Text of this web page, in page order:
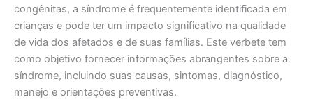
congênitas, a síndrome é frequentemente identificada em
crianças e pode ter um impacto significativo na qualidade
de vida dos afetados e de suas famílias. Este verbete tem
como objetivo fornecer informações abrangentes sobre a
síndrome, incluindo suas causas, sintomas, diagnóstico,
manejo e orientações preventivas.